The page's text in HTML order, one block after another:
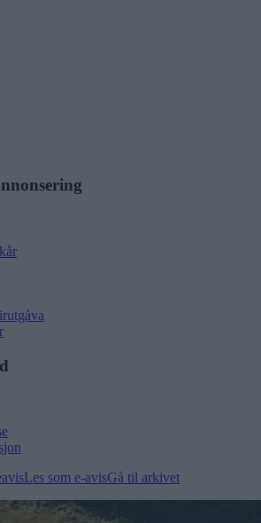
Les som e-avisGå til arkivet